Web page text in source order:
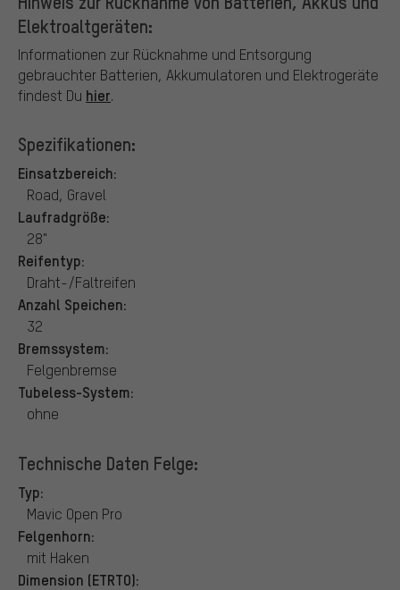
Elektroaltgeräten:
Informationen zur Rücknahme und Entsorgung
gebrauchter Batterien, Akkumulatoren und Elektrogeräte
findest Du hier.
Spezifikationen:
Einsatzbereich:
Road, Gravel
Laufradgröße:
28"
Reifentyp:
Draht-/Faltreifen
Anzahl Speichen:
32
Bremssystem:
Felgenbremse
Tubeless-System:
ohne
Technische Daten Felge:
Typ:
Mavic Open Pro
Felgenhorn:
mit Haken
Dimension (ETRTO):